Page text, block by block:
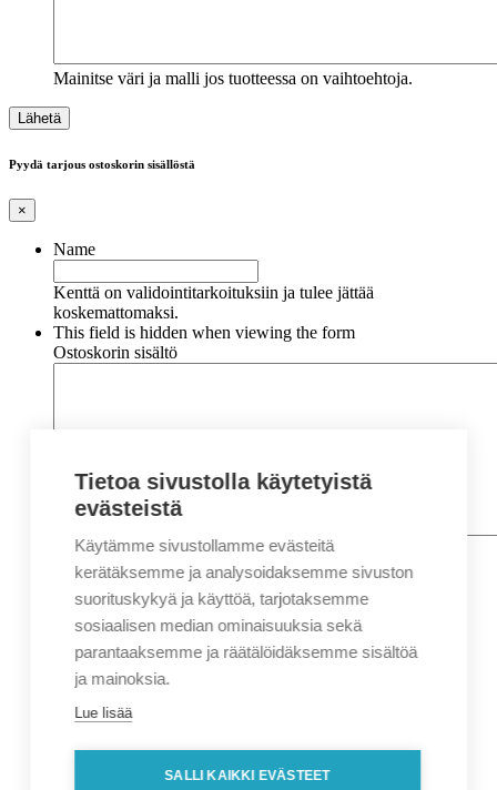
Mainitse väri ja malli jos tuotteessa on vaihtoehtoja.
Pyydä tarjous ostoskorin sisällöstä
×
Name
Kenttä on validointitarkoituksiin ja tulee jättää
koskemattomaksi.
This field is hidden when viewing the form
Ostoskorin sisältö
Nimi*
Etunimi
Sukunimi
Sähköposti*
Puhelin*
Osoitetiedot
Lähiosoite
Tietoa sivustolla käytetyistä
evästeistä
Käytämme sivustollamme evästeitä
kerätäksemme ja analysoidaksemme sivuston
suorituskykyä ja käyttöä, tarjotaksemme
sosiaalisen median ominaisuuksia sekä
parantaaksemme ja räätälöidäksemme sisältöä
ja mainoksia.
Lue lisää
SALLI KAIKKI EVÄSTEET